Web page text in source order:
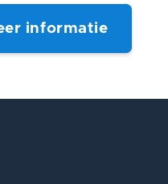
informatie